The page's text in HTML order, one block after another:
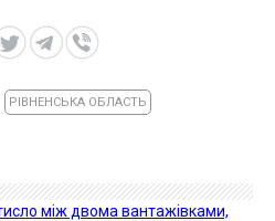
РІВНЕНСЬКА ОБЛАСТЬ
між двома вантажівками,